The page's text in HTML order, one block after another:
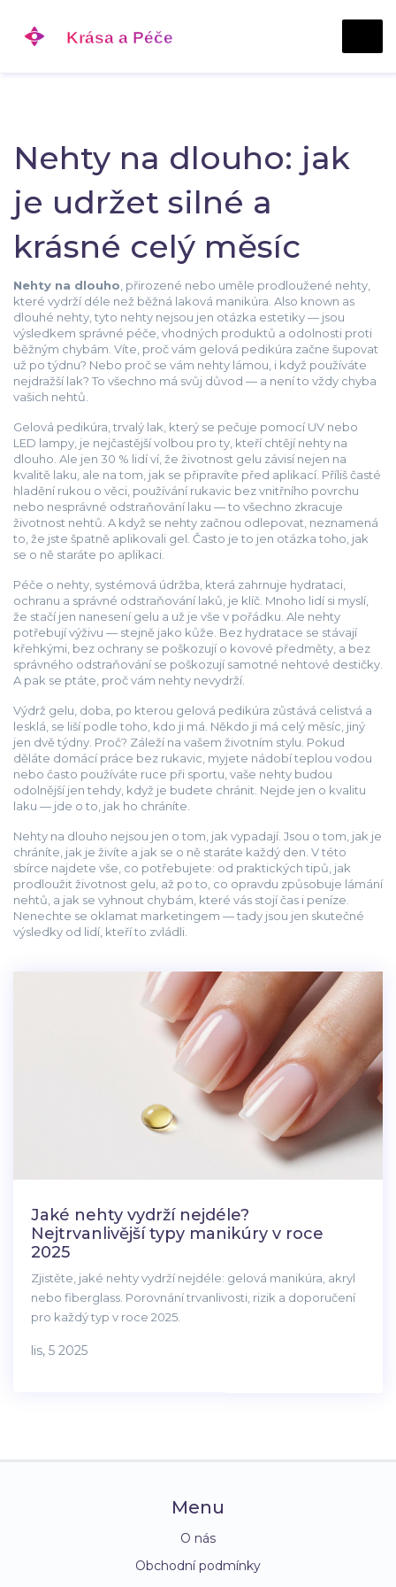
Nehty na dlouho: jak
je udržet silné a
krásné celý měsíc
Nehty na dlouho přirozené nebo uměle prodloužené nehty,
které vydrží déle než běžná laková manikúra . Also known as
dlouhé nehty , tyto nehty nejsou jen otázka estetiky — jsou
výsledkem správné péče, vhodných produktů a odolnosti proti
běžným chybám. Víte, proč vám gelová pedikúra začne šupovat
už po týdnu? Nebo proč se vám nehty lámou, i když používáte
nejdražší lak? To všechno má svůj důvod — a není to vždy chyba
vašich nehtů.
Gelová pedikúra trvalý lak, který se pečuje pomocí UV nebo
LED lampy , je nejčastější volbou pro ty, kteří chtějí nehty na
dlouho. Ale jen 30 % lidí ví, že životnost gelu závisí nejen na
kvalitě laku, ale na tom, jak se připravíte před aplikací. Příliš časté
hladění rukou o věci, používání rukavic bez vnitřního povrchu
nebo nesprávné odstraňování laku — to všechno zkracuje
životnost nehtů. A když se nehty začnou odlepovat, neznamená
to, že jste špatně aplikovali gel. Často je to jen otázka toho, jak
se o ně staráte po aplikaci.
Péče o nehty systémová údržba, která zahrnuje hydrataci,
ochranu a správné odstraňování laků , je klíč. Mnoho lidí si myslí,
že stačí jen nanesení gelu a už je vše v pořádku. Ale nehty
potřebují výživu — stejně jako kůže. Bez hydratace se stávají
křehkými, bez ochrany se poškozují o kovové předměty, a bez
správného odstraňování se poškozují samotné nehtové destičky.
A pak se ptáte, proč vám nehty nevydrží.
Výdrž gelu doba, po kterou gelová pedikúra zůstává celistvá a
lesklá , se liší podle toho, kdo ji má. Někdo ji má celý měsíc, jiný
jen dvě týdny. Proč? Záleží na vašem životním stylu. Pokud
děláte domácí práce bez rukavic, myjete nádobí teplou vodou
nebo často používáte ruce při sportu, vaše nehty budou
odolnější jen tehdy, když je budete chránit. Nejde jen o kvalitu
laku — jde o to, jak ho chráníte.
Nehty na dlouho nejsou jen o tom, jak vypadají. Jsou o tom, jak je
chráníte, jak je živíte a jak se o ně staráte každý den. V této
sbírce najdete vše, co potřebujete: od praktických tipů, jak
prodloužit životnost gelu, až po to, co opravdu způsobuje lámání
nehtů, a jak se vyhnout chybám, které vás stojí čas i peníze.
Nenechte se oklamat marketingem — tady jsou jen skutečné
výsledky od lidí, kteří to zvládli.
Jaké nehty vydrží nejdéle?
Nejtrvanlivější typy manikúry v roce
2025
Zjistěte, jaké nehty vydrží nejdéle: gelová manikúra, akryl
nebo fiberglass. Porovnání trvanlivosti, rizik a doporučení
pro každý typ v roce 2025.
lis, 5 2025
Menu
O nás
Obchodní podmínky